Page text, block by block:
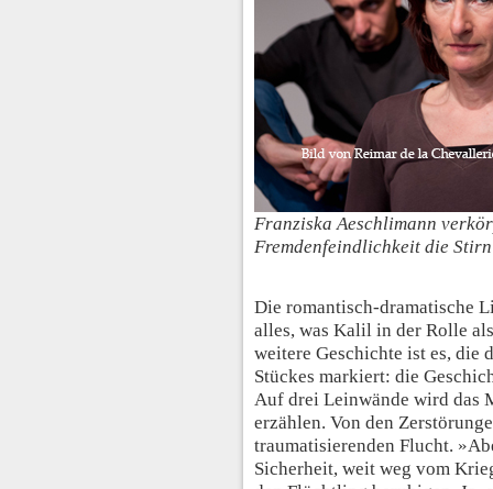
Franziska Aeschlimann
Fremdenfeindlichkeit die
Die romantisch-dramatische
alles, was Kalil in der Rolle
weitere Geschichte ist es, die
Stückes markiert: die
Auf drei Leinwände wird das
erzählen. Von den
traumatisierenden Flucht.
Sicherheit, weit weg vom